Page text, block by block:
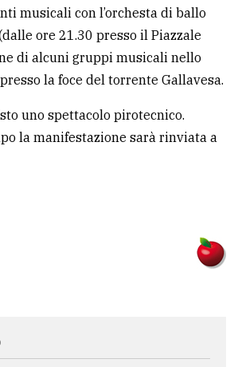
musicali con l’orchesta di ballo
ore 21.30 presso il Piazzale
di alcuni gruppi musicali nello
la foce del torrente Gallavesa.
uno spettacolo pirotecnico.
la manifestazione sarà rinviata a